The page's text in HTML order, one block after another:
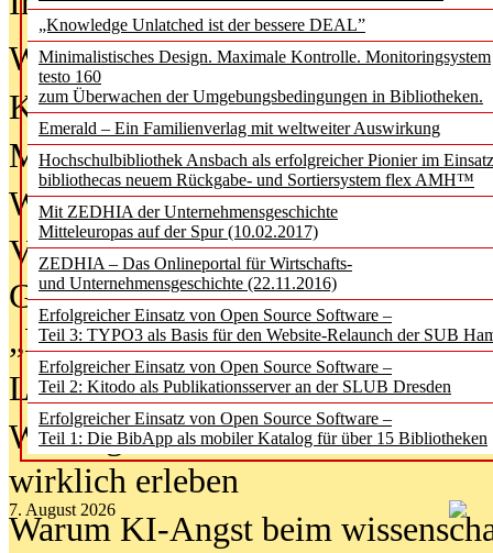
„Knowledge Unlatched ist der bessere DEAL”
Minimalistisches Design. Maximale Kontrolle. Monitoringsystem
testo 160
zum Überwachen der Umgebungsbedingungen in Bibliotheken.
Emerald – Ein Familienverlag mit weltweiter Auswirkung
Hochschulbibliothek Ansbach als erfolgreicher Pionier im
bibliothecas neuem Rückgabe- und Sortiersystem flex AMH™
Mit ZEDHIA der Unternehmensgeschichte
Mitteleuropas auf der Spur (10.02.2017)
ZEDHIA – Das Onlineportal für Wirtschafts-
und Unternehmensgeschichte (22.11.2016)
Erfolgreicher Einsatz von Open Source Software –
Teil 3: TYPO3 als Basis für den Website-Relaunch der SUB
Erfolgreicher Einsatz von Open Source Software –
Teil 2: Kitodo als Publikationsserver an der SLUB Dresden
Erfolgreicher Einsatz von Open Source Software –
Teil 1: Die BibApp als mobiler Katalog für über 15 Bibliotheken
7. August 2026
Was Hochschul­bibliotheken von
Kinder in der digitalen Welt
Metadaten als Infrastruktur
Wenn Bots katalogisieren
Von Abschlusskleidern bis
Geisterjagd-Ausrüstung in der
„Library of Things“ unterwegs
Lesen als Infrastrukturaufgabe
Wie Jugendliche Social Media
wirklich erleben
Warum KI-Angst beim